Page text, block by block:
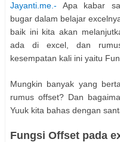
Jayanti.me.- Apa kabar
bugar dalam belajar
baik ini kita akan
ada di excel, dan
kesempatan kali ini yaitu
Mungkin banyak yang
rumus offset? Dan
Yuuk kita bahas dengan
Fungsi Offset pada